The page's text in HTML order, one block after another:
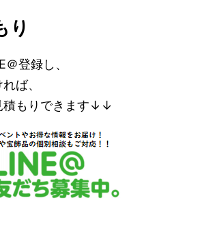
り
登録し、
ば、
積もりできます↓↓